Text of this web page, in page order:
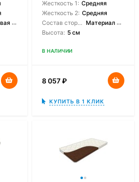
Жесткость 1: Средняя
Жесткость 2: Средняя
Состав сторон: Материал с эффектом памяти
Высота: 5 см
В НАЛИЧИИ
8 057₽
КУПИТЬ В 1 КЛИК